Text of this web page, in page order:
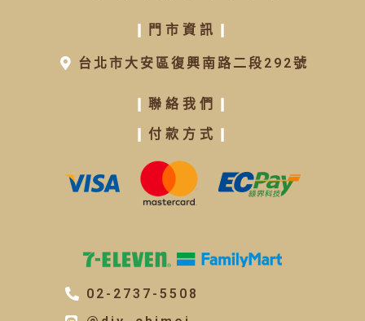
門市資訊
台北市大安區復興南路二段292號
聯絡我們
付款方式
02-2737-5508